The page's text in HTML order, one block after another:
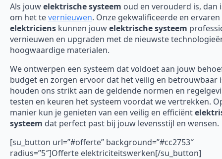
Als jouwelektrische systeem oud en verouderd is, dan
om het tevernieuwen. Onze gekwalificeerde en ervaren
elektriciens kunnen jouwelektrische systeem
vernieuwen en upgraden met de nieuwste
hoogwaardige materialen.
We ontwerpen een systeem dat voldoet aan jouw
budget en zorgen ervoor dat het veilig en betrouwbaar
houden ons strikt aan de geldende normen en
testen en keuren het systeem voordat we vertrekken.
manier kun je genieten van een veilig en efficiënt
systeem dat perfect past bij jouw levensstijl en wensen.
[su_button url=”#offerte” background=”#cc2753″
radius=”5″]Offerte elektriciteitswerken[/su_button]